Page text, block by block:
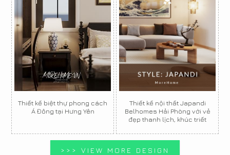
Thiết kế biệt thự phong cách
Á Đông tại Hưng Yên
Thiết kế nội thất Japandi
Belhomes Hải Phòng với vẻ
đẹp thanh lịch, khúc triết
>>> VIEW MORE DESIGN